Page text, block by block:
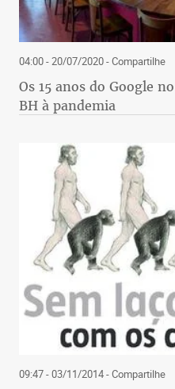
04:00 - 20/07/2020- Compartilhe
Os 15 anos do Google
BH à pandemia
09:47 - 03/11/2014- Compartilhe